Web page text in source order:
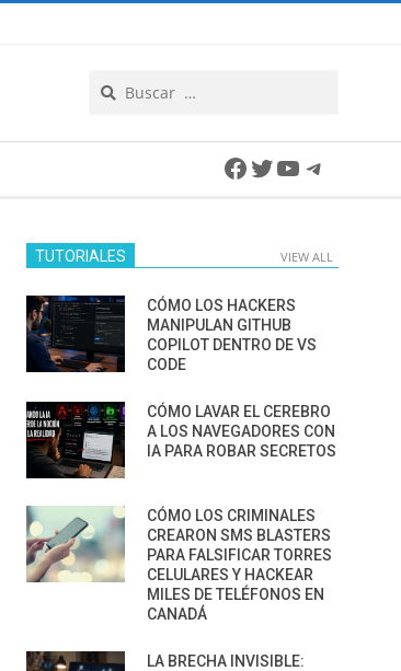
Facebook
Twitter
YouTube
TUTORIALES VIEW ALL
CÓMO LOS HACKERS
MANIPULAN GITHUB
COPILOT DENTRO DE VS
CODE
CÓMO LAVAR EL CEREBRO
A LOS NAVEGADORES CON
IA PARA ROBAR SECRETOS
CÓMO LOS CRIMINALES
CREARON SMS BLASTERS
PARA FALSIFICAR TORRES
CELULARES Y HACKEAR
MILES DE TELÉFONOS EN
CANADÁ
LA BRECHA INVISIBLE: